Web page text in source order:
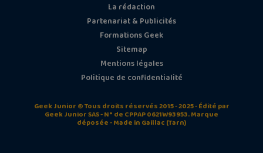
La rédaction
Partenariat & Publicités
Formations Geek
Sitemap
Mentions légales
Politique de confidentialité
Geek Junior © Tous droits réservés 2015 - 2025 - Édité par
Geek Junior SAS - N° de CPPAP 0621W93953. Marque
déposée - Made in Gaillac (Tarn)